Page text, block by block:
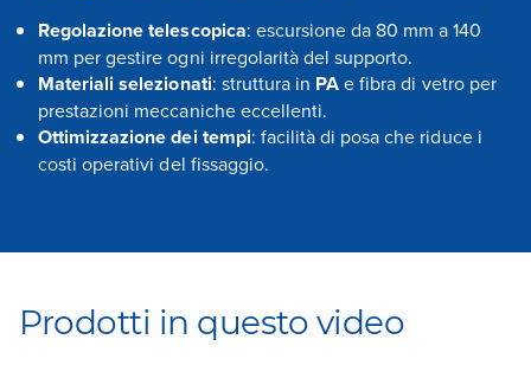
Regolazione telescopica: escursione da 80 mm a 140
mm per gestire ogni irregolarità del supporto.
Materiali selezionati: struttura in PAe fibra di vetro per
prestazioni meccaniche eccellenti.
Ottimizzazione dei tempi: facilità di posa che riduce i
costi operativi del fissaggio.
Prodotti in questo video